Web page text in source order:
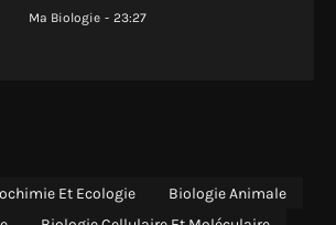
Ma Biologie - 23:27
Et Ecologie
Biologie Animale